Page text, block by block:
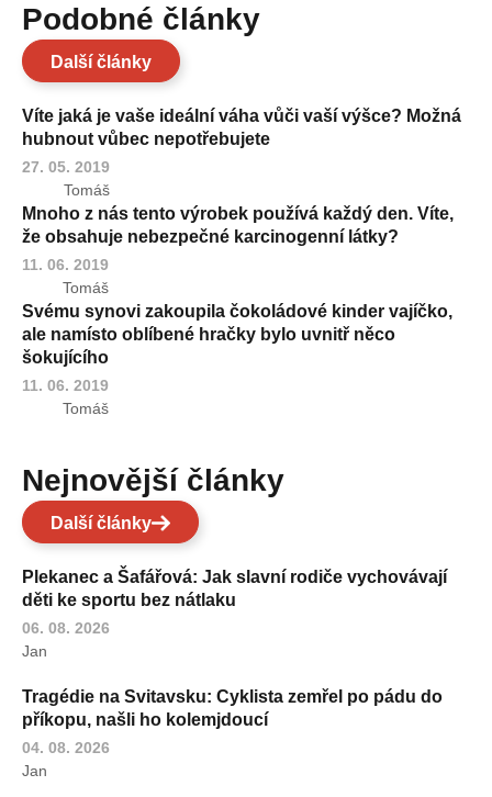
Podobné články
Další články
Víte jaká je vaše ideální váha vůči vaší výšce? Možná
hubnout vůbec nepotřebujete
27. 05. 2019
Tomáš
Mnoho z nás tento výrobek používá každý den. Víte,
že obsahuje nebezpečné karcinogenní látky?
11. 06. 2019
Tomáš
Svému synovi zakoupila čokoládové kinder vajíčko,
ale namísto oblíbené hračky bylo uvnitř něco
šokujícího
11. 06. 2019
Tomáš
Nejnovější články
Další články
Plekanec a Šafářová: Jak slavní rodiče vychovávají
děti ke sportu bez nátlaku
06. 08. 2026
Jan
Tragédie na Svitavsku: Cyklista zemřel po pádu do
příkopu, našli ho kolemjdoucí
04. 08. 2026
Jan